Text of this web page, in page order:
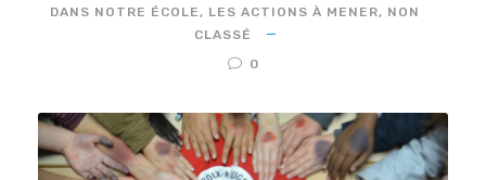
DANS NOTRE ÉCOLE, LES ACTIONS À MENER, NON
CLASSÉ
0